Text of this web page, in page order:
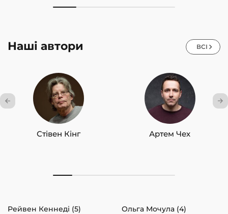
Наші автори ВСІ
Стівен Кінг Артем Чех
Рейвен Кеннеді (5)
Ольга Мочула (4)